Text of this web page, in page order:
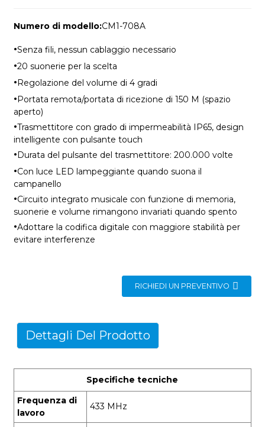
Numero di modello:CM1-708A
·Senza fili, nessun cablaggio necessario
·20 suonerie per la scelta
·Regolazione del volume di 4 gradi
·Portata remota/portata di ricezione di 150 M (spazio
aperto)
·Trasmettitore con grado di impermeabilità IP65, design
intelligente con pulsante touch
·Durata del pulsante del trasmettitore: 200.000 volte
·Con luce LED lampeggiante quando suona il
campanello
·Circuito integrato musicale con funzione di memoria,
suonerie e volume rimangono invariati quando spento
·Adottare la codifica digitale con maggiore stabilità per
evitare interferenze
RICHIEDI UN PREVENTIVO
Dettagli Del Prodotto
Specifiche tecniche
Frequenza di
lavoro
433 MHz